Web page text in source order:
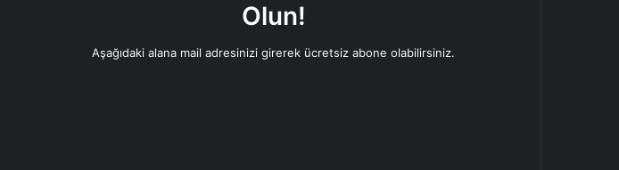
Olun!
Aşağıdaki alana mail adresinizi girerek ücretsiz abone olabilirsiniz.